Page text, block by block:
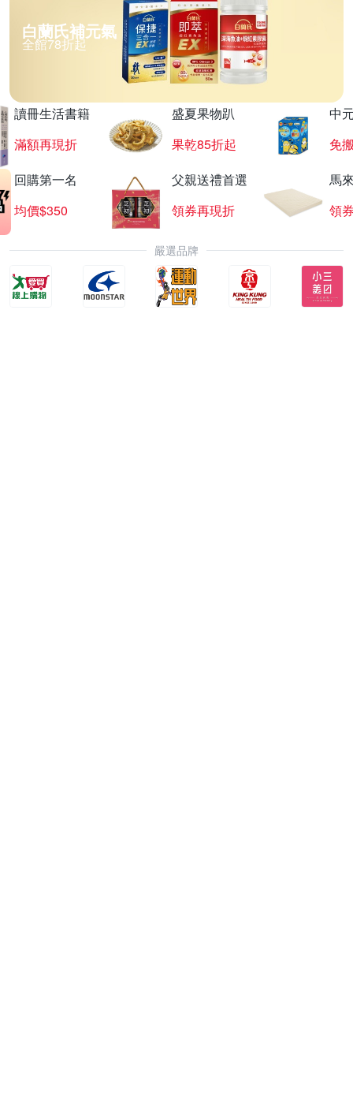
白蘭氏補元氣
全館78折起
讀冊生活書籍
滿額再現折
盛夏果物趴
果乾85折起
中
免
回購第一名
均價$350
父親送禮首選
領券再現折
馬
領
嚴選品牌